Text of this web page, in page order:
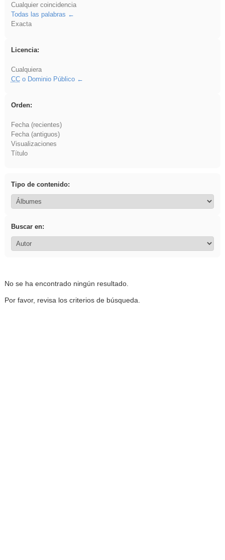
Cualquier coincidencia
Todas las palabras
Exacta
Licencia:
Cualquiera
CCo Dominio Público
Orden:
Fecha (recientes)
Fecha (antiguos)
Visualizaciones
Título
Tipo de contenido:
Buscar en:
No se ha encontrado ningún resultado.
Por favor, revisa los criterios de búsqueda.